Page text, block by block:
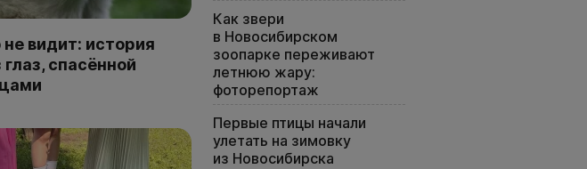
не видит: история
спасённой
Как звери
в Новосибирском
зоопарке переживают
летнюю жару:
фоторепортаж
Первые птицы начали
улетать на зимовку
из Новосибирска